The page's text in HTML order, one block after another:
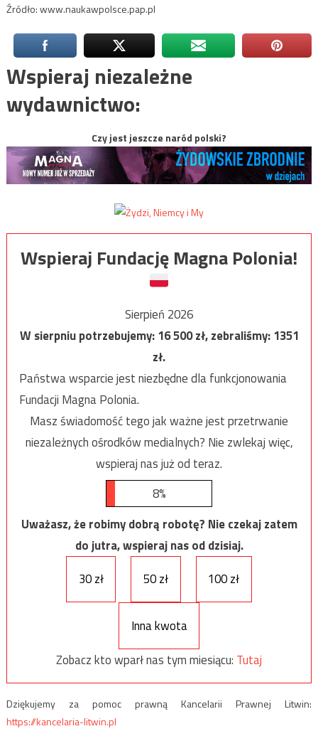
Źródło: www.naukawpolsce.pap.pl
Wspieraj niezależne
wydawnictwo:
Czy jest jeszcze naród polski?
Wspieraj Fundację Magna Polonia!
Sierpień 2026
W sierpniu potrzebujemy:16 500zł, zebraliśmy:1351
zł.
Państwa wsparcie jest niezbędne dla funkcjonowania
Fundacji Magna Polonia.
Masz świadomość tego jak ważne jest przetrwanie
niezależnych ośrodków medialnych? Nie zwlekaj więc,
wspieraj nas już od teraz.
8%
Uważasz, że robimy dobrą robotę? Nie czekaj zatem
do jutra, wspieraj nas od dzisiaj.
30 zł
50 zł 100 zł
Inna kwota
Zobacz kto wparł nas tym miesiącu: Tutaj
Dziękujemy za pomoc prawną Kancelarii Prawnej Litwin:
https://kancelaria-litwin.pl